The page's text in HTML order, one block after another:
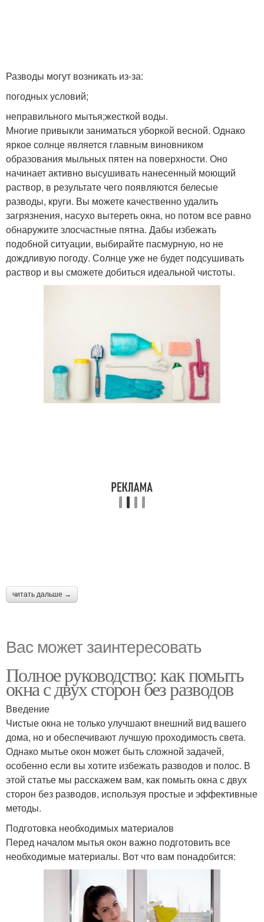
Разводы могут возникать из-за:
погодных условий;
неправильного мытья;жесткой воды.
Многие привыкли заниматься уборкой весной. Однако
яркое солнце является главным виновником
образования мыльных пятен на поверхности. Оно
начинает активно высушивать нанесенный моющий
раствор, в результате чего появляются белесые
разводы, круги. Вы можете качественно удалить
загрязнения, насухо вытереть окна, но потом все равно
обнаружите злосчастные пятна. Дабы избежать
подобной ситуации, выбирайте пасмурную, но не
дождливую погоду. Солнце уже не будет подсушивать
раствор и вы сможете добиться идеальной чистоты.
читать дальше →
Вас может заинтересовать
Полное руководство: как помыть
окна с двух сторон без разводов
Введение
Чистые окна не только улучшают внешний вид вашего
дома, но и обеспечивают лучшую проходимость света.
Однако мытье окон может быть сложной задачей,
особенно если вы хотите избежать разводов и полос. В
этой статье мы расскажем вам, как помыть окна с двух
сторон без разводов, используя простые и эффективные
методы.
Подготовка необходимых материалов
Перед началом мытья окон важно подготовить все
необходимые материалы. Вот что вам понадобится: